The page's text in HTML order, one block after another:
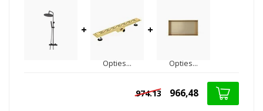
+
Opties...
+
Opties...
974.13 966,48